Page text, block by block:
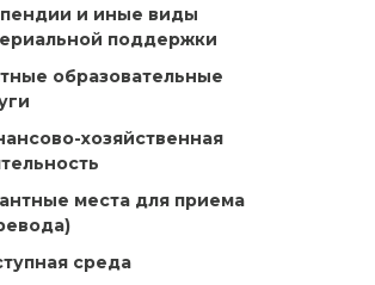
и иные виды
поддержки
образовательные
хозяйственная
места для приема
среда